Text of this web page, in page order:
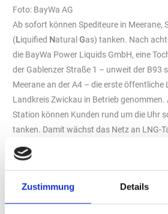
Zustimmung Details
Foto: BayWa AG
Ab sofort können Spediteure in Meerane,
(Liquified Natural Gas) tanken. Nach
die BayWa Power Liquids GmbH, eine
der Gablenzer Straße 1 – unweit der B93
Meerane an der A4 – die erste öffentliche
Landkreis Zwickau in Betrieb
Station können Kunden rund um die Uhr
tanken. Damit wächst das Netz an LNG-
Sachsen auf insgesamt sechs an der
Tankstellen in Wolfsburg, Nördlingen,
München, Karlsruhe, Regensburg,
Frankfurt/M, Freiberg a. Neckar, Berg bei
Augsburg ist das die insgesamt zwölfte